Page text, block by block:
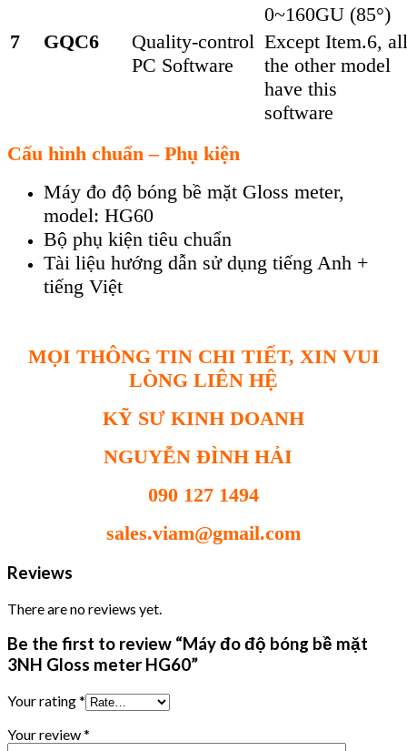
0~160GU (85°)
7
GQC6
Quality-control
PC Software
Except Item.6, all
the other model
have this
software
Cấu hình chuẩn – Phụ kiện
Máy đo độ bóng bề mặt Gloss meter,
model: HG60
Bộ phụ kiện tiêu chuẩn
Tài liệu hướng dẫn sử dụng tiếng Anh +
tiếng Việt
MỌI THÔNG TIN CHI TIẾT, XIN VUI
LÒNG LIÊN HỆ
KỸ SƯ KINH DOANH
NGUYỄN ĐÌNH HẢI
090 127 1494
sales.viam@gmail.com
Reviews
There are no reviews yet.
Be the first to review “Máy đo độ bóng bề mặt
3NH Gloss meter HG60”
Your rating*
Your review*